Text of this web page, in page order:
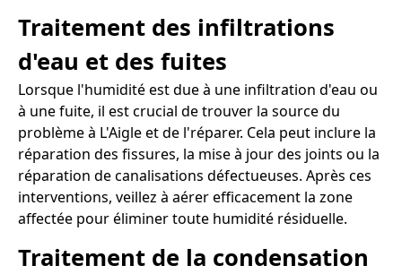
Traitement des infiltrations
d'eau et des fuites
Lorsque l'humidité est due à une infiltration d'eau ou
à une fuite, il est crucial de trouver la source du
problème à L'Aigle et de l'réparer. Cela peut inclure la
réparation des fissures, la mise à jour des joints ou la
réparation de canalisations défectueuses. Après ces
interventions, veillez à aérer efficacement la zone
affectée pour éliminer toute humidité résiduelle.
Traitement de la condensation